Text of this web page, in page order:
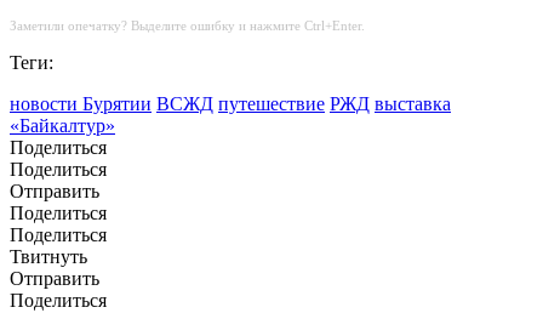
Заметили опечатку? Выделите ошибку и нажмите Ctrl+Enter.
Теги:
новости Бурятии ВСЖД путешествие РЖД выставка
«Байкалтур»
Поделиться
Поделиться
Отправить
Поделиться
Поделиться
Твитнуть
Отправить
Поделиться